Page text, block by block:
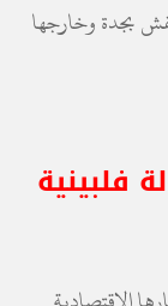
بجدة وخارجها
فلبينية